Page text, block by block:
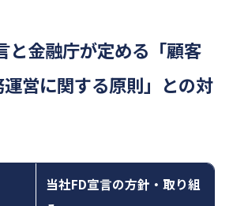
と金融庁が定める「顧客
営に関する原則」との対
当社FD宣言の方針・取り組